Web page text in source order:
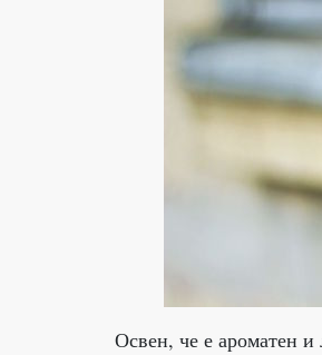
Освен, че е ароматен и